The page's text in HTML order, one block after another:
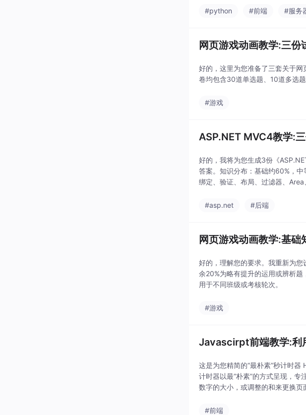
#python #前端 #服务
网页游戏动画教学:三
好的，这里为您准备了三套关于
卷均包含30道单选题、10道多选
#游戏
ASP.NET MVC4教学:
好的，我将为您生成3份《
答案。知识分布：基础约60%，
绑定、验证、布局、过滤器、
#asp.net #后端
网页游戏动画教学:基
好的，理解您的要求。我重新为
余20%为略有提升的运用或辨析
用于不同班级或考核轮次。
#游戏
Javascirpt前端教学:
这是为您精简的“最朴素”秒计时
计时器以最“朴素”的方式呈现，
数字的大小，或调整的和来更换页
#前端